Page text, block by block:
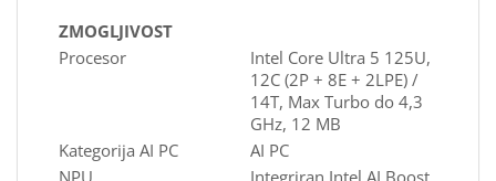
ZMOGLJIVOST
Procesor
Intel Core Ultra 5 125U,
12C (2P + 8E + 2LPE) /
14T, Max Turbo do 4,3
GHz, 12 MB
Kategorija AI PC
AI PC